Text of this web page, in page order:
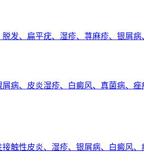
发、扁平疣、湿疹、荨麻疹、银屑
病、皮炎湿疹、白癜风、真菌病、
触性皮炎、湿疹、银屑病、白癜风